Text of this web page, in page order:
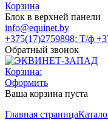
Корзина
Блок в верхней панели
info@equinet.by
+375(17)2759898; Т/ф
Обратный звонок
Корзина:
Оформить
Ваша корзина пуста
Главная страница